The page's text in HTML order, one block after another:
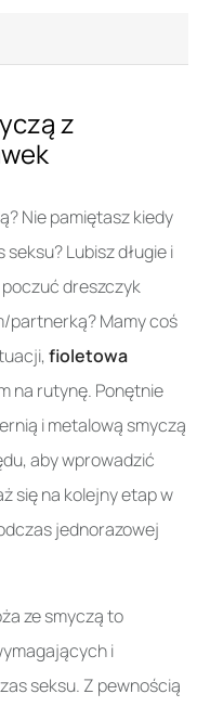
z
Nie pamiętasz kiedy
Lubisz długie i
dreszczyk
partnerką? Mamy coś
fioletowa
na rutynę. Ponętnie
i metalową smyczą
aby wprowadzić
się na kolejny etap w
jednorazowej
ze smyczą to
i
seksu. Z pewnością